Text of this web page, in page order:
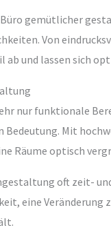
gemütlicher
Von
ab und lassen sich
nur funktionale
Mit
Räume optisch
oft zeit-
eine Veränderung